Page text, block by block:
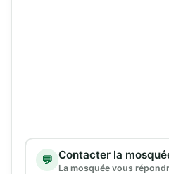
Type de demande
💬 Contacter la
La mosquée vous